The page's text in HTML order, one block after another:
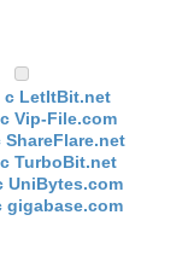
с LetItBit.net
Vip-File.com
ShareFlare.net
TurboBit.net
UniBytes.com
gigabase.com